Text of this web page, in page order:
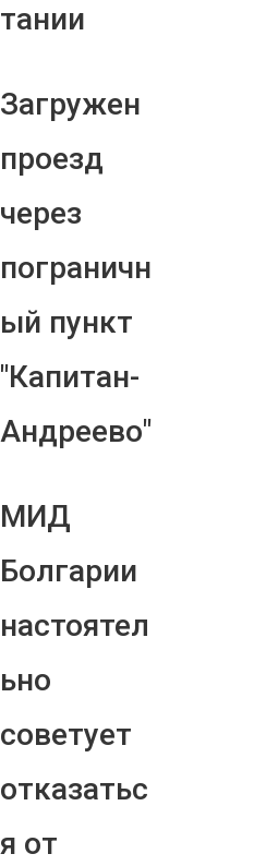
тании
Загружен
проезд
через
пограничн
ый пункт
"Капитан-
Андреево"
МИД
Болгарии
настоятел
ьно
советует
отказатьс
я от